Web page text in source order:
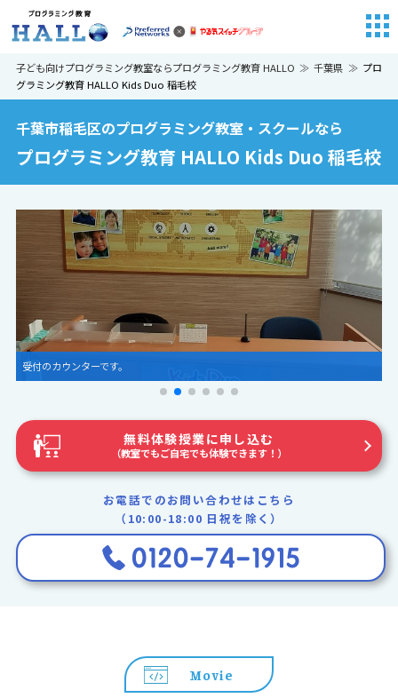
子ども向けプログラミング教室ならプログラミング教育 HALLO 千葉県
プロ
グラミング教育 HALLO Kids Duo 稲毛校
千葉市稲毛区のプログラミング教室・スクールなら
プログラミング教育 HALLO Kids Duo 稲毛校
受付のカウンターです。
無料体験授業に申し込む
（教室でもご自宅でも体験できます！）
お電話でのお問い合わせはこちら
（10:00-18:00 日祝を除く）
Movie